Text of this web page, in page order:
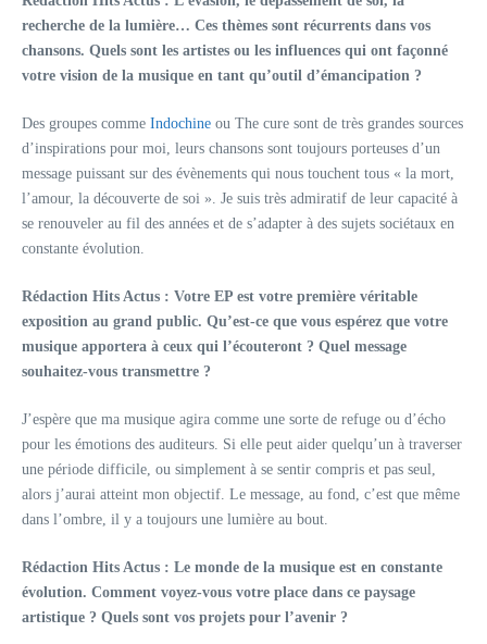
recherche de la lumière… Ces thèmes sont récurrents dans vos
chansons. Quels sont les artistes ou les influences qui ont façonné
votre vision de la musique en tant qu’outil d’émancipation ?
Des groupes comme Indochine ou The cure sont de très grandes sources
d’inspirations pour moi, leurs chansons sont toujours porteuses d’un
message puissant sur des évènements qui nous touchent tous « la mort,
l’amour, la découverte de soi ». Je suis très admiratif de leur capacité à
se renouveler au fil des années et de s’adapter à des sujets sociétaux en
constante évolution.
Rédaction Hits Actus : Votre EP est votre première véritable
exposition au grand public. Qu’est-ce que vous espérez que votre
musique apportera à ceux qui l’écouteront ? Quel message
souhaitez-vous transmettre ?
J’espère que ma musique agira comme une sorte de refuge ou d’écho
pour les émotions des auditeurs. Si elle peut aider quelqu’un à traverser
une période difficile, ou simplement à se sentir compris et pas seul,
alors j’aurai atteint mon objectif. Le message, au fond, c’est que même
dans l’ombre, il y a toujours une lumière au bout.
Rédaction Hits Actus : Le monde de la musique est en constante
évolution. Comment voyez-vous votre place dans ce paysage
artistique ? Quels sont vos projets pour l’avenir ?